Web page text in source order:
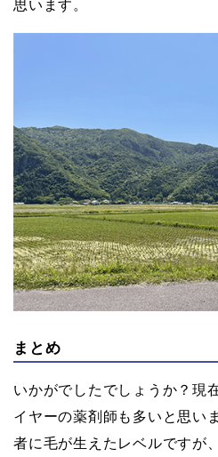
思います。
まとめ
いかがでしたでしょうか？現
イヤーの薬剤師も多いと思い
者に毛が生えたレベルですが